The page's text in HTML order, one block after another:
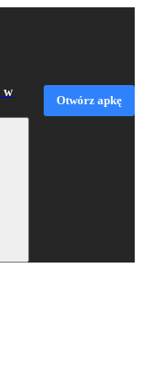
w
Otwórz apkę